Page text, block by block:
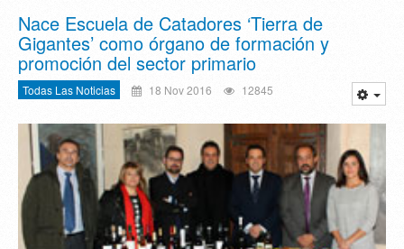
Nace Escuela de Catadores ‘Tierra de
Gigantes’ como órgano de formación y
promoción del sector primario
Todas Las Noticias 18 Nov 2016 12845